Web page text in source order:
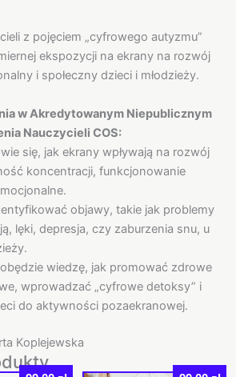
z pojęciem „cyfrowego autyzmu”
ekspozycji na ekrany na rozwój
i społeczny dzieci i młodzieży.
w Akredytowanym Niepublicznym
Nauczycieli COS:
się, jak ekrany wpływają na rozwój
koncentracji, funkcjonowanie
objawy, takie jak problemy
lęki, depresja, czy zaburzenia snu, u
wiedzę, jak promować zdrowe
wprowadzać „cyfrowe detoksy” i
do aktywności pozaekranowej.
Koplejewska